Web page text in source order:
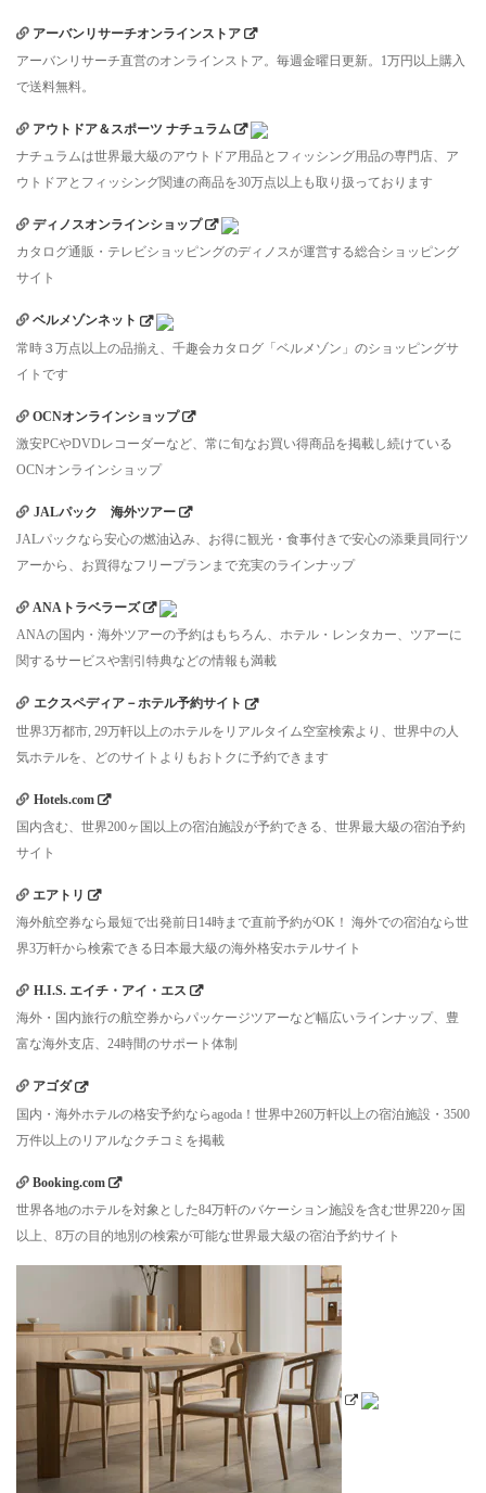
アーバンリサーチオンラインストア
アーバンリサーチ直営のオンラインストア。毎週金曜日更新。1万円以上購入
で送料無料。
アウトドア＆スポーツ ナチュラム
ナチュラムは世界最大級のアウトドア用品とフィッシング用品の専門店、ア
ウトドアとフィッシング関連の商品を30万点以上も取り扱っております
ディノスオンラインショップ
カタログ通販・テレビショッピングのディノスが運営する総合ショッピング
サイト
ベルメゾンネット
常時３万点以上の品揃え、千趣会カタログ「ベルメゾン」のショッピングサ
イトです
OCNオンラインショップ
激安PCやDVDレコーダーなど、常に旬なお買い得商品を掲載し続けている
OCNオンラインショップ
JALパック 海外ツアー
JALパックなら安心の燃油込み、お得に観光・食事付きで安心の添乗員同行ツ
アーから、お買得なフリープランまで充実のラインナップ
ANAトラベラーズ
ANAの国内・海外ツアーの予約はもちろん、ホテル・レンタカー、ツアーに
関するサービスや割引特典などの情報も満載
エクスペディア－ホテル予約サイト
世界3万都市, 29万軒以上のホテルをリアルタイム空室検索より、世界中の人
気ホテルを、どのサイトよりもおトクに予約できます
Hotels.com
国内含む、世界200ヶ国以上の宿泊施設が予約できる、世界最大級の宿泊予約
サイト
エアトリ
海外航空券なら最短で出発前日14時まで直前予約がOK！ 海外での宿泊なら世
界3万軒から検索できる日本最大級の海外格安ホテルサイト
H.I.S. エイチ・アイ・エス
海外・国内旅行の航空券からパッケージツアーなど幅広いラインナップ、豊
富な海外支店、24時間のサポート体制
アゴダ
国内・海外ホテルの格安予約ならagoda！世界中260万軒以上の宿泊施設・3500
万件以上のリアルなクチコミを掲載
Booking.com
世界各地のホテルを対象とした84万軒のバケーション施設を含む世界220ヶ国
以上、8万の目的地別の検索が可能な世界最大級の宿泊予約サイト